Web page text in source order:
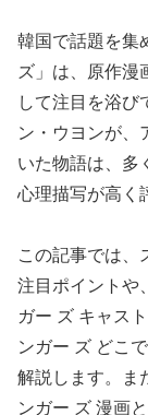
韓国で話題を集
ズ」は、原作漫
して注目を浴び
ン・ウヨンが、
いた物語は、多
心理描写が高く
この記事では、
注目ポイントや
ガー ズ キャス
ンガー ズ どこ
解説します。ま
ンガー ズ 漫画